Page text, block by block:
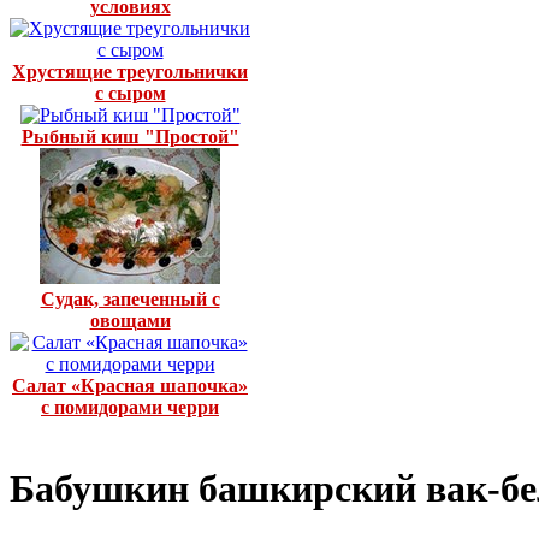
условиях
Хрустящие треугольнички
с сыром
Рыбный киш "Простой"
Судак, запеченный с
овощами
Салат «Красная шапочка»
с помидорами черри
Бабушкин башкирский вак-